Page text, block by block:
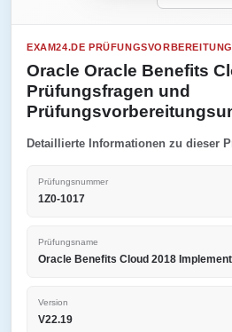
EXAM24.DE PRÜFUNGSVORBEREITUNG
Oracle Oracle Benefits
Prüfungsfragen und
Detaillierte Informationen zu dieser
Prüfungsnummer
1Z0-1017
Prüfungsname
Oracle Benefits Cloud 2018
Version
V22.19